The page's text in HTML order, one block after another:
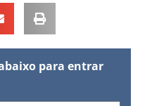
para entrar